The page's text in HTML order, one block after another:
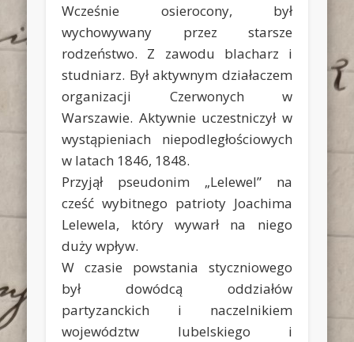
Wcześnie osierocony, był
wychowywany przez starsze
rodzeństwo. Z zawodu blacharz i
studniarz. Był aktywnym działaczem
organizacji Czerwonych w
Warszawie. Aktywnie uczestniczył w
wystąpieniach niepodległościowych
w latach 1846, 1848.
Przyjął pseudonim „Lelewel” na
cześć wybitnego patrioty Joachima
Lelewela, który wywarł na niego
duży wpływ.
W czasie powstania styczniowego
był dowódcą oddziałów
partyzanckich i naczelnikiem
województw lubelskiego i